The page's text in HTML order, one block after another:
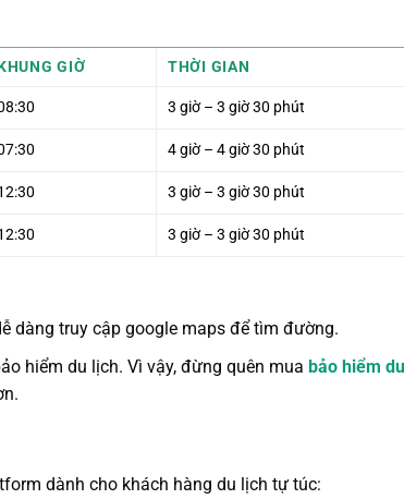
GIỜ THỜI GIAN
3 giờ – 3 giờ 30 phút
4 giờ – 4 giờ 30 phút
3 giờ – 3 giờ 30 phút
3 giờ – 3 giờ 30 phút
dàng truy cập google maps để tìm đường.
hiểm du lịch. Vì vậy, đừng quên mua bảo hiểm
dành cho khách hàng du lịch tự túc: